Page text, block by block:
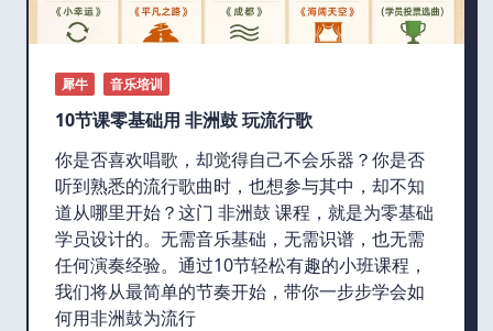
犀牛 音乐培训
10节课零基础用 非洲鼓 玩流行歌
你是否喜欢唱歌，却觉得自己不会乐器？你是否
听到熟悉的流行歌曲时，也想参与其中，却不知
道从哪里开始？这门 非洲鼓 课程，就是为零基础
学员设计的。无需音乐基础，无需识谱，也无需
任何演奏经验。通过10节轻松有趣的小班课程，
我们将从最简单的节奏开始，带你一步步学会如
何用非洲鼓为流行